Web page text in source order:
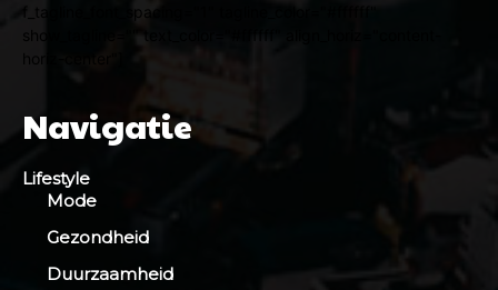
f_tagline_font_spacing="1" tagline_color="#ffffff"
show_tagline="" text_color="#ffffff" align_horiz="content-
Navigatie
Lifestyle
Mode
Gezondheid
Duurzaamheid